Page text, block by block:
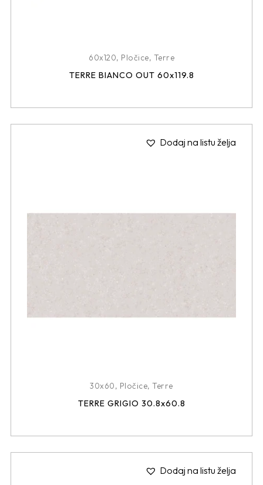
60x120, Pločice, Terre
TERRE BIANCO OUT 60x119.8
Dodaj na listu želja
30x60, Pločice,Terre
TERRE GRIGIO 30.8x60.8
Dodaj na listu želja